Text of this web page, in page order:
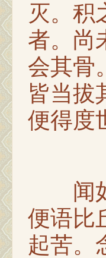
灭。积
者。尚
会其骨
皆当拔
便得度
闻如
便语比
起苦。